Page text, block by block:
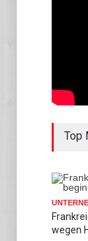
Top
wegen